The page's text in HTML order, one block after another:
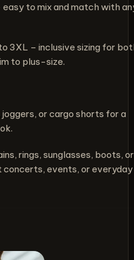
to mix and match with
3XL – inclusive sizing for
to plus-size.
or cargo shorts for a
rings, sunglasses, boots, or
concerts, events, or everyday